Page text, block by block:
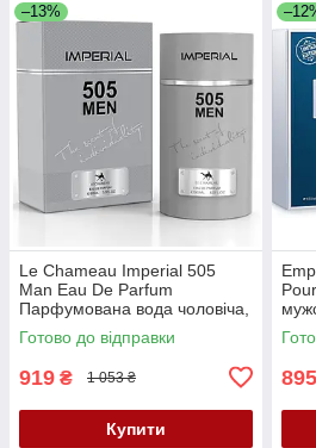
–13%
Le Chameau Imperial 505
Man Eau De Parfum
Парфумована вода чоловіча,
90 мл
Готово до відправки
919 ₴ 1 053 ₴
Купити
895